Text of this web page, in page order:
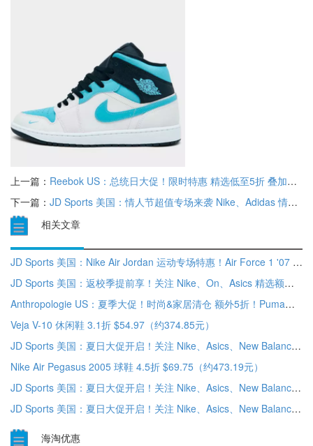
上一篇： Reebok US：总统日大促！限时特惠 精选低至5折 叠加满$150减$15
下一篇： JD Sports 美国：情人节超值专场来袭 Nike、Adidas 情人节限定鞋款上新 低至5折
相关文章
JD Sports 美国：Nike Air Jordan 运动专场特惠！Air Force 1 '07 LV8 休闲鞋$65、T恤$24 低至6折
JD Sports 美国：返校季提前享！关注 Nike、On、Asics 精选额外8折
Anthropologie US：夏季大促！时尚&家居清仓 额外5折！Puma蝴蝶结休闲鞋$35
Veja V-10 休闲鞋 3.1折 $54.97（约374.85元）
JD Sports 美国：夏日大促开启！关注 Nike、Asics、New Balance 等 低至5折+折扣区精选额外7.5折
Nike Air Pegasus 2005 球鞋 4.5折 $69.75（约473.19元）
JD Sports 美国：夏日大促开启！关注 Nike、Asics、New Balance 等 低至5折+折扣区精选额外7.5折
JD Sports 美国：夏日大促开启！关注 Nike、Asics、New Balance 等 低至5折+折扣区精选额外7.5折
海淘优惠